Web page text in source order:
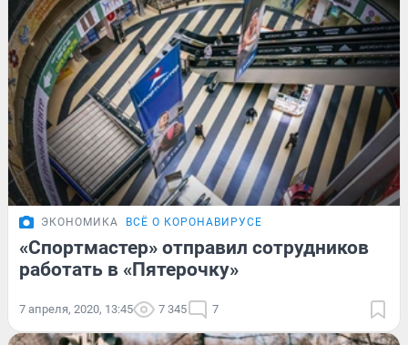
ЭКОНОМИКА ВСЁ О КОРОНАВИРУСЕ
«Спортмастер» отправил сотрудников
работать в «Пятерочку»
7 апреля, 2020, 13:45 7 345 7